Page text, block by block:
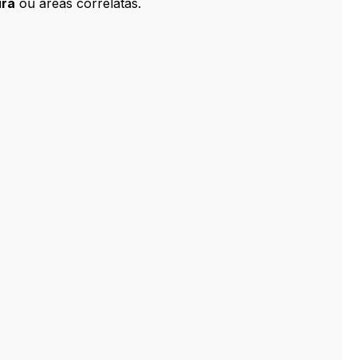
ou áreas correlatas.